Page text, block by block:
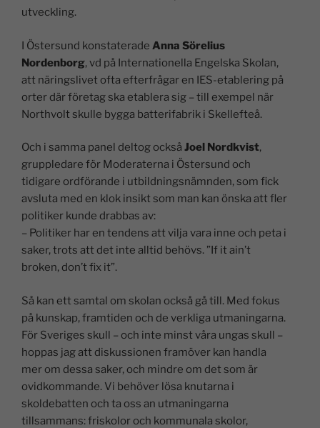
utveckling.
I Östersund konstaterade Anna Sörelius
Nordenborg, vd på Internationella Engelska Skolan,
att näringslivet ofta efterfrågar en IES-etablering på
orter där företag ska etablera sig – till exempel när
Northvolt skulle bygga batterifabrik i Skellefteå.
Och i samma panel deltog också Joel Nordkvist,
gruppledare för Moderaterna i Östersund och
tidigare ordförande i utbildningsnämnden, som fick
avsluta med en klok insikt som man kan önska att fler
politiker kunde drabbas av:
– Politiker har en tendens att vilja vara inne och peta i
saker, trots att det inte alltid behövs. ”If it ain’t
broken, don’t fix it”.
Så kan ett samtal om skolan också gå till. Med fokus
på kunskap, framtiden och de verkliga utmaningarna.
För Sveriges skull – och inte minst våra ungas skull –
hoppas jag att diskussionen framöver kan handla
mer om dessa saker, och mindre om det som är
ovidkommande. Vi behöver lösa knutarna i
skoldebatten och ta oss an utmaningarna
tillsammans: friskolor och kommunala skolor,